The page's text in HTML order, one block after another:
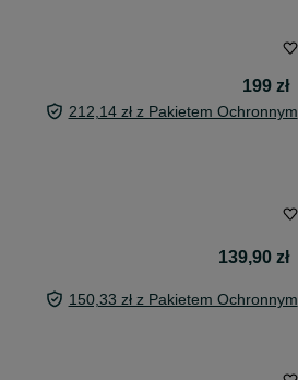
199 zł
212,14 zł z Pakietem Ochronnym
139,90 zł
150,33 zł z Pakietem Ochronnym